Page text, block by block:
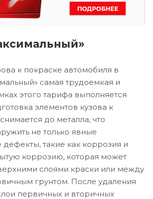
к покраске автомобиля в
самая трудоемкая и
этого тарифа выполняется
элементов кузова к
до металла, что
не только явные
такие как коррозия и
коррозию, которая может
слоями краски или между
грунтом. После удаления
первичных и вторичных